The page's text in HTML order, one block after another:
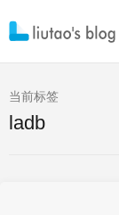
当前标签
ladb